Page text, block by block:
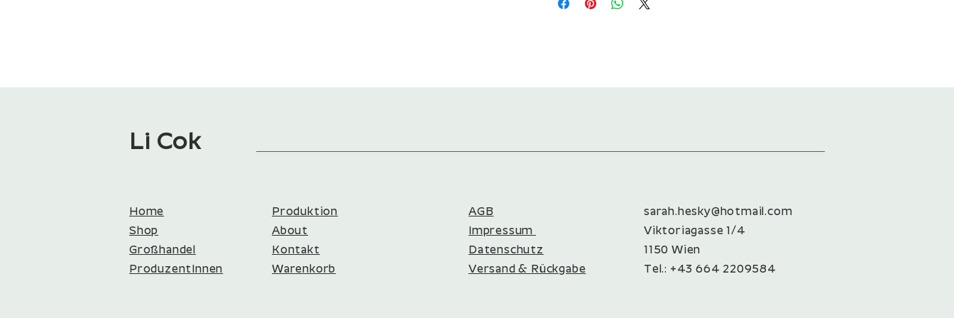
PM 45* = kleines Paket
Li Cok
Home
Shop
Großhandel
ProduzentInnen​​
Produktion
About
Kontakt​​
Warenkorb
AGB
Impressum
Datenschutz
Versand & Rückgabe
sarah.hesky@hotmail.com
Viktoriagasse 1/4
1150 Wien
Tel.: +43 664 2209584